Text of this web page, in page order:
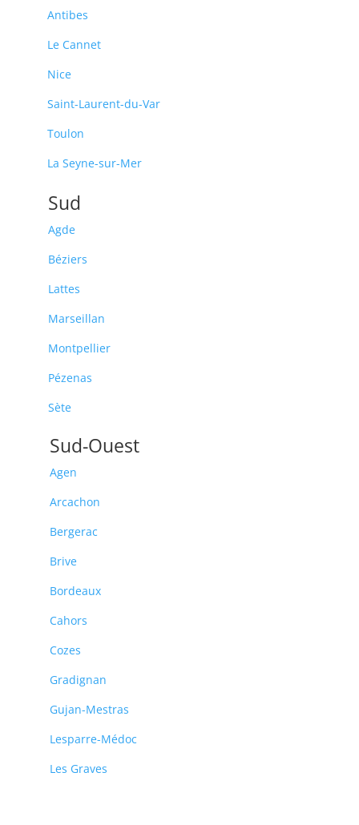
Antibes
Le Cannet
Nice
Saint-Laurent-du-Var
Toulon
La Seyne-sur-Mer
Sud
Agde
Béziers
Lattes
Marseillan
Montpellier
Pézenas
Sète
Sud-Ouest
Agen
Arcachon
Bergerac
Brive
Bordeaux
Cahors
Cozes
Gradignan
Gujan-Mestras
Lesparre-Médoc
Les Graves